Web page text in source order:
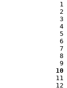
1
2
3
4
5
6
7
8
9
10
11
12